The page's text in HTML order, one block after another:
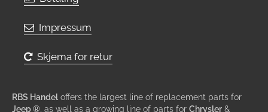
Impressum
Skjema for retur
RBS Handel offers the largest line of replacement parts for
Jeep ® , as well as a growing line of parts for Chrysler &